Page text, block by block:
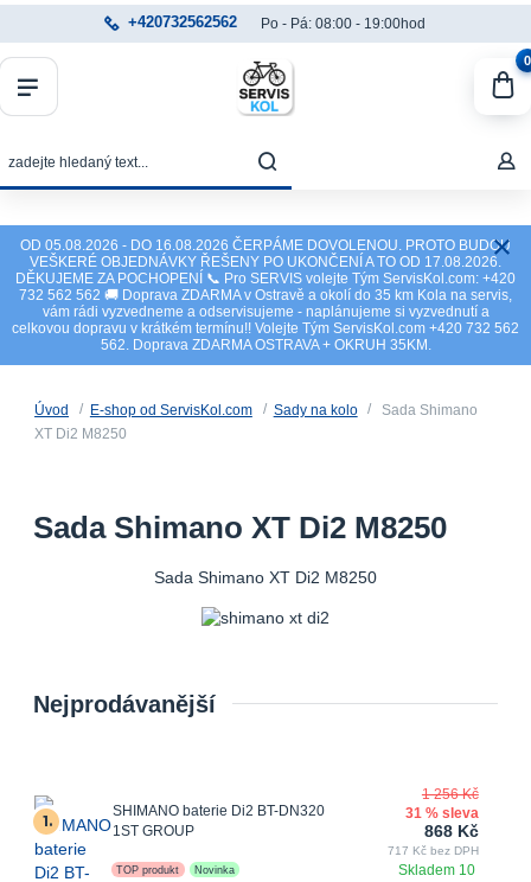
OD 05.08.2026 - DO 16.08.2026 ČERPÁME DOVOLENOU. PROTO BUDOU
VEŠKERÉ OBJEDNÁVKY ŘEŠENY PO UKONČENÍ A TO OD 17.08.2026.
DĚKUJEME ZA POCHOPENÍ 📞 Pro SERVIS volejte Tým ServisKol.com: +420
732 562 562 🚚 Doprava ZDARMA v Ostravě a okolí do 35 km Kola na servis,
vám rádi vyzvedneme a odservisujeme - naplánujeme si vyzvednutí a
celkovou dopravu v krátkém termínu!! Volejte Tým ServisKol.com +420 732 562
562. Doprava ZDARMA OSTRAVA + OKRUH 35KM.
+420732562562 Po - Pá: 08:00 - 19:00hod
0
Úvod E-shop od ServisKol.com Sady na kolo
Sada Shimano
XT Di2 M8250
Sada Shimano XT Di2 M8250
Sada Shimano XT Di2 M8250
Nejprodávanější
1.
SHIMANO baterie Di2 BT-DN320
1ST GROUP
Skladem 10
TOP produkt Novinka
1 256 Kč
31 % sleva
868 Kč
717 Kč bez DPH